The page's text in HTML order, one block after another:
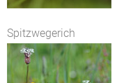
Spitzwegerich